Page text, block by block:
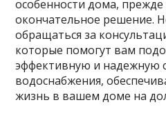
особенности дома,
окончательное решение.
обращаться за
которые помогут вам
эффективную и надежную
водоснабжения,
жизнь в вашем доме на